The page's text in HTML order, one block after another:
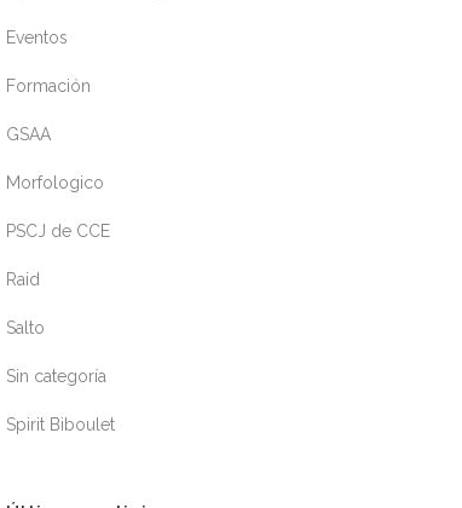
Eventos
Formación
GSAA
Morfologico
PSCJ de CCE
Raid
Salto
Sin categoría
Spirit Biboulet